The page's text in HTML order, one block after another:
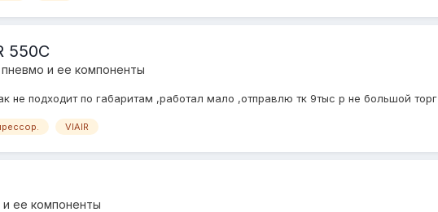
и ее компоненты
не подходит по габаритам ,работал мало ,отправлю тк 9тыс р не большой торг
VIAIR
ее компоненты